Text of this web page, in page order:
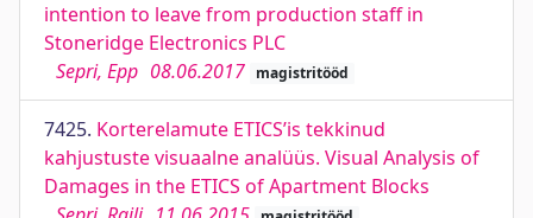
intention to leave from production staff in
Stoneridge Electronics PLC
Sepri, Epp 08.06.2017 magistritööd
7425. Korterelamute ETICS’is tekkinud
kahjustuste visuaalne analüüs. Visual Analysis of
Damages in the ETICS of Apartment Blocks